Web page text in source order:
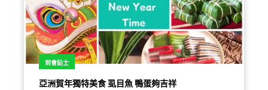
到會貼士
亞洲賀年獨特美食 虱目魚 鴨蛋夠吉祥